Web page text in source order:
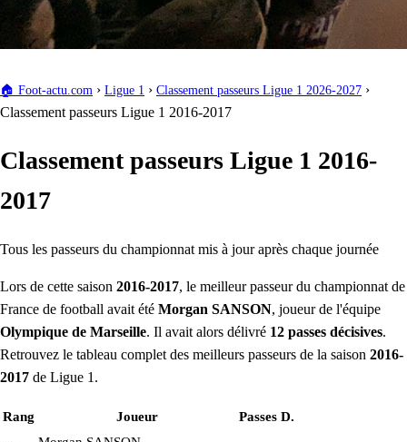
🏠 Foot-actu.com › Ligue 1 › Classement passeurs Ligue 1 2026-2027 ›
Classement passeurs Ligue 1 2016-2017
Classement passeurs Ligue 1 2016-
2017
Tous les passeurs du championnat mis à jour après chaque journée
Lors de cette saison 2016-2017, le meilleur passeur du championnat de
France de football avait été Morgan SANSON, joueur de l'équipe
Olympique de Marseille. Il avait alors délivré 12 passes décisives.
Retrouvez le tableau complet des meilleurs passeurs de la saison 2016-
2017 de Ligue 1.
Rang Joueur Passes D.